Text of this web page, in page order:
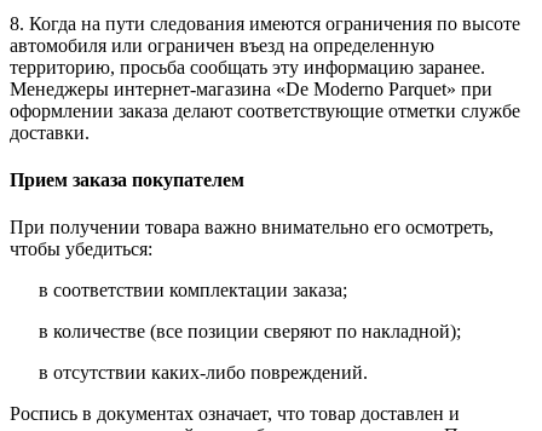
8. Когда на пути следования имеются ограничения по высоте
автомобиля или ограничен въезд на определенную
территорию, просьба сообщать эту информацию заранее.
Менеджеры интернет-магазина «De Moderno Parquet» при
оформлении заказа делают соответствующие отметки службе
доставки.
Прием заказа покупателем
При получении товара важно внимательно его осмотреть,
чтобы убедиться:
в соответствии комплектации заказа;
в количестве (все позиции сверяют по накладной);
в отсутствии каких-либо повреждений.
Роспись в документах означает, что товар доставлен и